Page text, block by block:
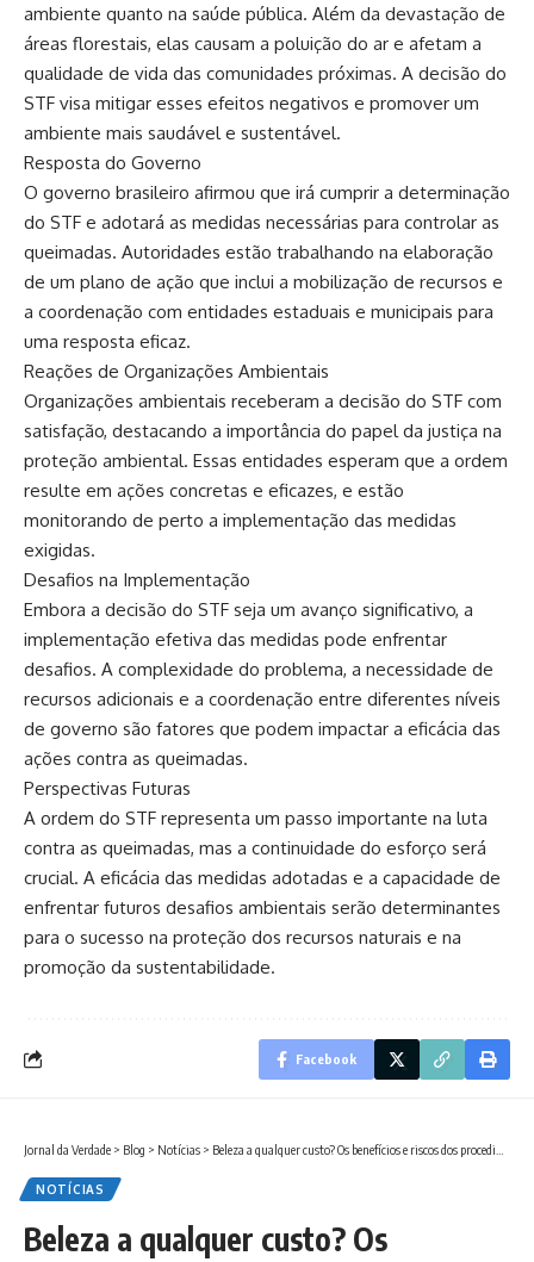
ambiente quanto na saúde pública. Além da devastação de
áreas florestais, elas causam a poluição do ar e afetam a
qualidade de vida das comunidades próximas. A decisão do
STF visa mitigar esses efeitos negativos e promover um
ambiente mais saudável e sustentável.
Resposta do Governo
O governo brasileiro afirmou que irá cumprir a determinação
do STF e adotará as medidas necessárias para controlar as
queimadas. Autoridades estão trabalhando na elaboração
de um plano de ação que inclui a mobilização de recursos e
a coordenação com entidades estaduais e municipais para
uma resposta eficaz.
Reações de Organizações Ambientais
Organizações ambientais receberam a decisão do STF com
satisfação, destacando a importância do papel da justiça na
proteção ambiental. Essas entidades esperam que a ordem
resulte em ações concretas e eficazes, e estão
monitorando de perto a implementação das medidas
exigidas.
Desafios na Implementação
Embora a decisão do STF seja um avanço significativo, a
implementação efetiva das medidas pode enfrentar
desafios. A complexidade do problema, a necessidade de
recursos adicionais e a coordenação entre diferentes níveis
de governo são fatores que podem impactar a eficácia das
ações contra as queimadas.
Perspectivas Futuras
A ordem do STF representa um passo importante na luta
contra as queimadas, mas a continuidade do esforço será
crucial. A eficácia das medidas adotadas e a capacidade de
enfrentar futuros desafios ambientais serão determinantes
para o sucesso na proteção dos recursos naturais e na
promoção da sustentabilidade.
Facebook
Jornal da Verdade > Blog > Notícias > Beleza a qualquer custo? Os benefícios e riscos dos procedimentos estéticos para a saúde física
NOTÍCIAS
Beleza a qualquer custo? Os